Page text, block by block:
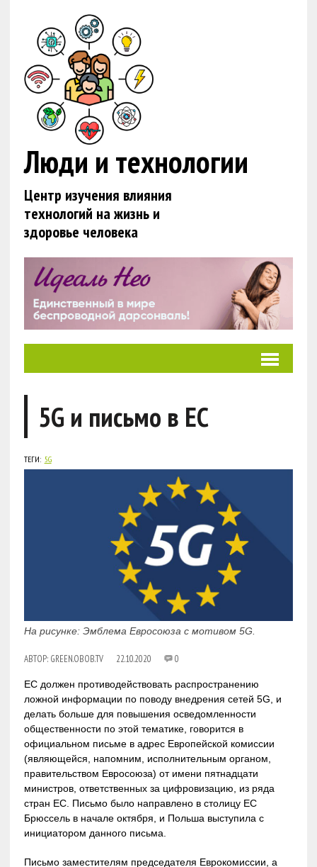
Люди и технологии
Центр изучения влияния
технологий на жизнь и
здоровье человека
5G и письмо в EC
ТЕГИ: 5G
На рисунке: Эмблема Евросоюза с мотивом 5G.
АВТОР: GREEN.OBOB.TV 22.10.2020 0
ЕС должен противодействовать распространению
ложной информации по поводу внедрения сетей 5G, и
делать больше для повышения осведомленности
общественности по этой тематике, говорится в
официальном письме в адрес Европейской комиссии
(являющейся, напомним, исполнительным органом,
правительством Евросоюза) от имени пятнадцати
министров, ответственных за цифровизацию, из ряда
стран ЕС. Письмо было направлено в столицу ЕС
Брюссель в начале октября, и Польша выступила с
инициатором данного письма.
Письмо заместителям председателя Еврокомиссии, а